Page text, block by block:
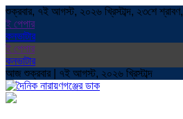
শুক্রবার, ৭ই আগস্ট, ২০২৬ খ্রিস্টাব্দ, ২৩শে শ্রাবণ,
ই পেপার
কনভাটার
ই পেপার
কনভাটার
আজ শুক্রবার | ৭ই আগস্ট, ২০২৬ খ্রিস্টাব্দ